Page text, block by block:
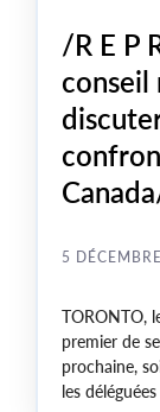
/R E P
5
TORONTO,
premier de ses conseils régionaux en fin de
prochaine, soit du 6 au 8
les déléguées